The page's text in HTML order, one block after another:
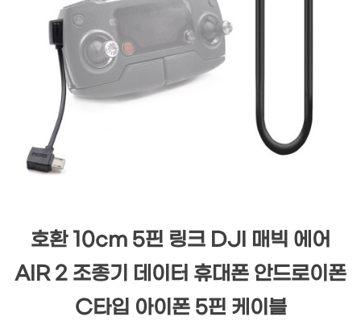
호환 10cm 5핀 링크 DJI 매빅 에어
AIR 2 조종기 데이터 휴대폰 안드로이폰
C타입 아이폰 5핀 케이블